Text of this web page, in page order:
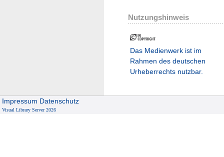
Nutzungshinweis
Das Medienwerk ist im
Rahmen des deutschen
Urheberrechts nutzbar.
Impressum Datenschutz
Visual Library Server 2026